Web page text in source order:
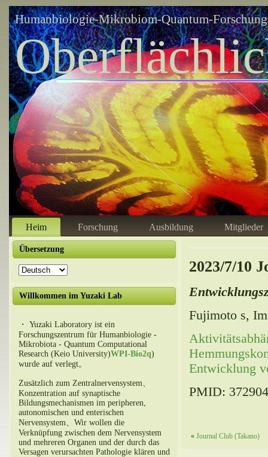
Humanbiologie-Mikrobiom-Quantum-
Heim Forschung Ausbildung Mitglieder
Übersetzung
Willkommen im Yuzaki Lab
・ Yuzaki Laboratory ist ein
Forschungszentrum für Humanbiologie -
Mikrobiota - Quantum Computational
Research (Keio University)WPI-Bio2q)
wurde auf verlegt。
Zusätzlich zum Zentralnervensystem、
Konzentration auf synaptische
Bildungsmechanismen im peripheren,
autonomischen und enterischen
Nervensystem、Wir wollen die
Verknüpfung zwischen dem Nervensystem
und mehreren Organen und der durch das
Versagen verursachten Pathologie klären und
2023/7/10
Fujimoto s,
Entwicklung
PMID:
« Journal Club (Takano)